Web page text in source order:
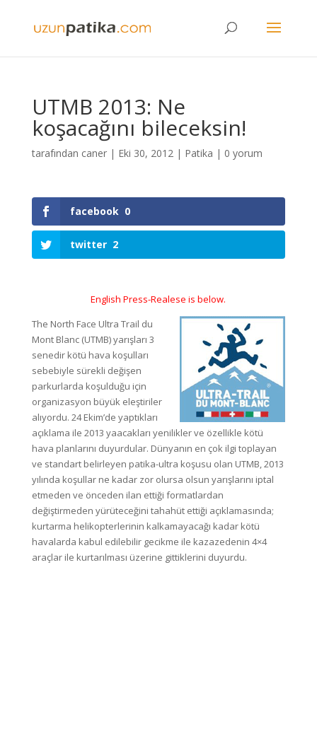
UTMB 2013: Ne
koşacağını bileceksin!
tarafından caner| Eki 30, 2012| Patika | 0 yorum
facebook 0
twitter 2
English Press-Realese is below.
The North Face Ultra Trail du
Mont Blanc (UTMB) yarışları 3
senedir kötü hava koşulları
sebebiyle sürekli değişen
parkurlarda koşulduğu için
organizasyon büyük eleştiriler
alıyordu. 24 Ekim’de yaptıkları
açıklama ile 2013 yaacakları yenilikler ve özellikle kötü
hava planlarını duyurdular. Dünyanın en çok ilgi toplayan
ve standart belirleyen patika-ultra koşusu olan UTMB, 2013
yılında koşullar ne kadar zor olursa olsun yarışlarını iptal
etmeden ve önceden ilan ettiği formatlardan
değiştirmeden yürüteceğini tahahüt ettiği açıklamasında;
kurtarma helikopterlerinin kalkamayacağı kadar kötü
havalarda kabul edilebilir gecikme ile kazazedenin 4×4
araçlar ile kurtarılması üzerine gittiklerini duyurdu.